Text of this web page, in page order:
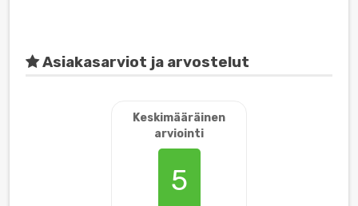
Asiakasarviot ja arvostelut
Keskimääräinen
arviointi
5